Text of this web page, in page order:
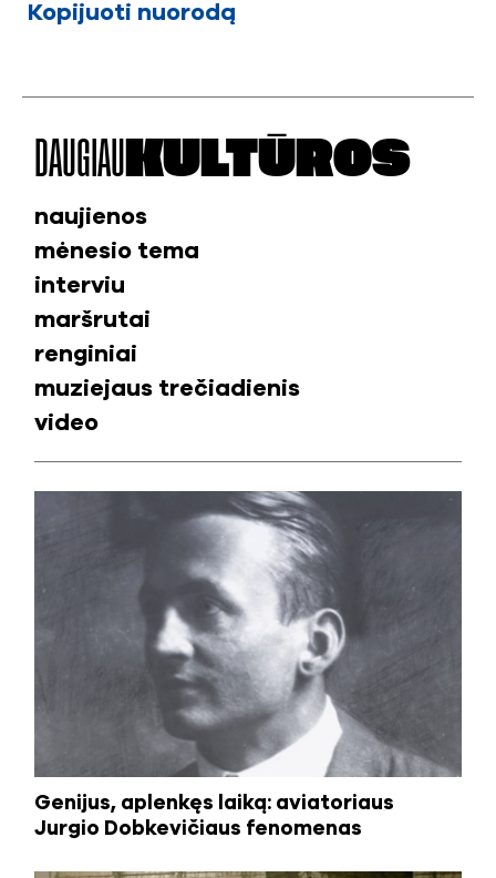
Kopijuoti nuorodą
DAUGIAU KULTŪROS
Genijus, aplenkęs laiką: aviatoriaus
Jurgio Dobkevičiaus fenomenas
naujienos
mėnesio tema
interviu
maršrutai
renginiai
muziejaus trečiadienis
video